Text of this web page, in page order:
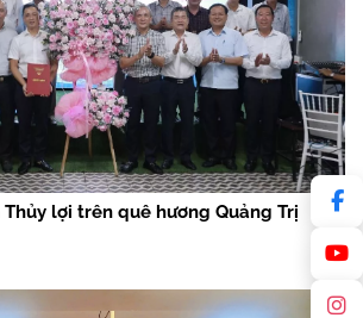
lợi trên quê hương Quảng Trị